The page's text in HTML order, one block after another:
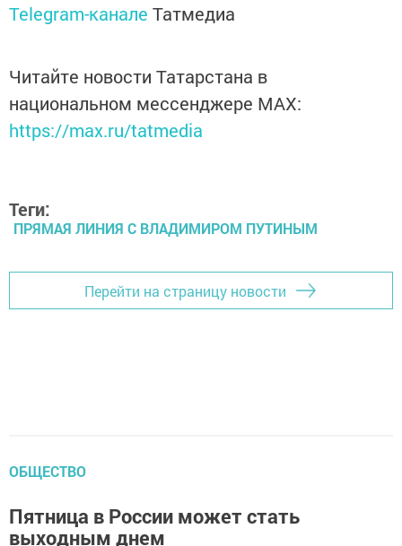
Telegram-канале Татмедиа
Читайте новости Татарстана в
национальном мессенджере MАХ:
https://max.ru/tatmedia
Теги:
ПРЯМАЯ ЛИНИЯ С ВЛАДИМИРОМ ПУТИНЫМ
Перейти на страницу новости
ОБЩЕСТВО
Пятница в России может стать
выходным днем